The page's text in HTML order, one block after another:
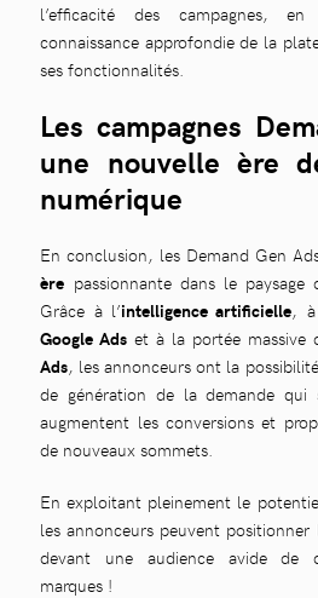
l’efficacité des campagnes,
connaissance approfondie de la
ses fonctionnalités.
Les campagnes
une nouvelle ère
numérique
En conclusion, les Demand Gen
ère passionnante dans le
Grâce à l’intelligence artificielle, à
Google Ads et à la portée massive
Ads, les annonceurs ont la
de génération de la demande qui
augmentent les conversions et
de nouveaux sommets.
En exploitant pleinement le
les annonceurs peuvent
devant une audience avide de
marques !